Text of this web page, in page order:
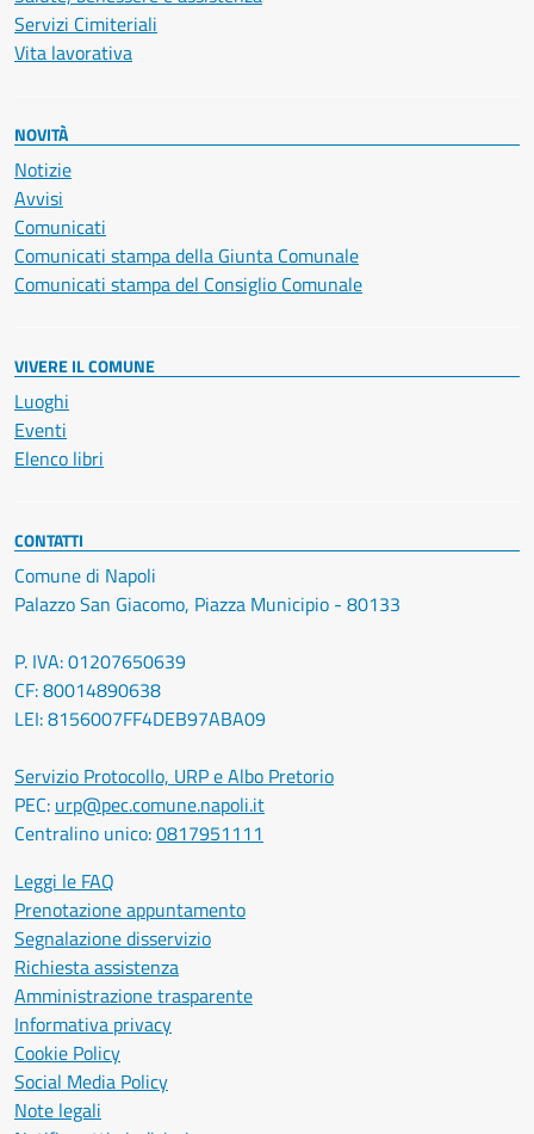
Servizi Cimiteriali
Vita lavorativa
NOVITÀ
Notizie
Avvisi
Comunicati
Comunicati stampa della Giunta Comunale
Comunicati stampa del Consiglio Comunale
VIVERE IL COMUNE
Luoghi
Eventi
Elenco libri
CONTATTI
Comune di Napoli
Palazzo San Giacomo, Piazza Municipio - 80133
P. IVA: 01207650639
CF: 80014890638
LEI: 8156007FF4DEB97ABA09
Servizio Protocollo, URP e Albo Pretorio
PEC: urp@pec.comune.napoli.it
Centralino unico:0817951111
Leggi le FAQ
Prenotazione appuntamento
Segnalazione disservizio
Richiesta assistenza
Amministrazione trasparente
Informativa privacy
Cookie Policy
Social Media Policy
Note legali